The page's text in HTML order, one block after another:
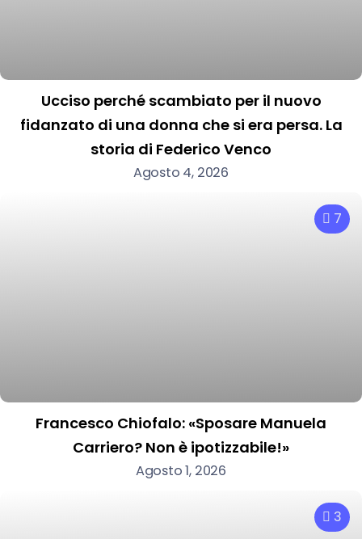
Ucciso perché scambiato per il nuovo
fidanzato di una donna che si era persa. La
storia di Federico Venco
Agosto 4, 2026
7
Francesco Chiofalo: «Sposare Manuela
Carriero? Non è ipotizzabile!»
Agosto 1, 2026
3